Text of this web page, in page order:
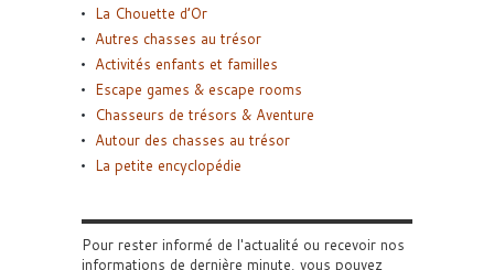
La Chouette d’Or
Autres chasses au trésor
Activités enfants et familles
Escape games & escape rooms
Chasseurs de trésors & Aventure
Autour des chasses au trésor
La petite encyclopédie
Pour rester informé de l'actualité ou recevoir nos
informations de dernière minute, vous pouvez